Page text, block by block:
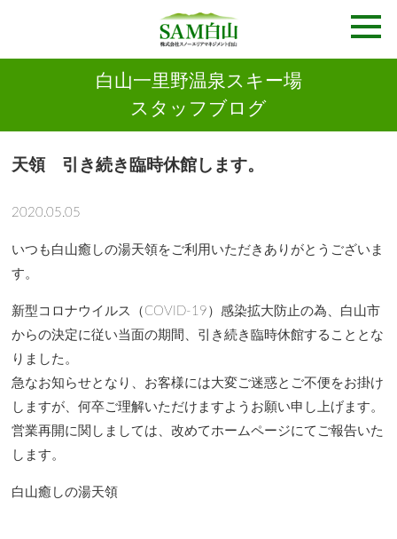
白山一里野温泉スキー場
スタッフブログ
天領 引き続き臨時休館します。
2020.05.05
いつも白山癒しの湯天領をご利用いただきありがとうございま
す。
新型コロナウイルス（COVID-19）感染拡大防止の為、白山市
からの決定に従い当面の期間、引き続き臨時休館することとな
りました。
急なお知らせとなり、お客様には大変ご迷惑とご不便をお掛け
しますが、何卒ご理解いただけますようお願い申し上げます。
営業再開に関しましては、改めてホームページにてご報告いた
します。
白山癒しの湯天領